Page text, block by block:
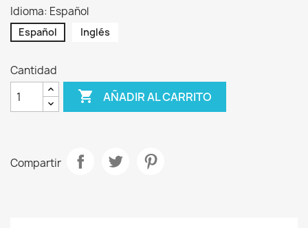
Idioma: Español
Español Inglés
Cantidad
 AÑADIR AL CARRITO
Compartir